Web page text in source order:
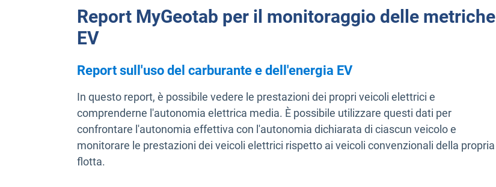
Report MyGeotab per il monitoraggio delle metriche
EV
Report sull'uso del carburante e dell'energia EV
In questo report, è possibile vedere le prestazioni dei propri veicoli elettrici e
comprenderne l'autonomia elettrica media. È possibile utilizzare questi dati per
confrontare l'autonomia effettiva con l'autonomia dichiarata di ciascun veicolo e
monitorare le prestazioni dei veicoli elettrici rispetto ai veicoli convenzionali della propria
flotta.